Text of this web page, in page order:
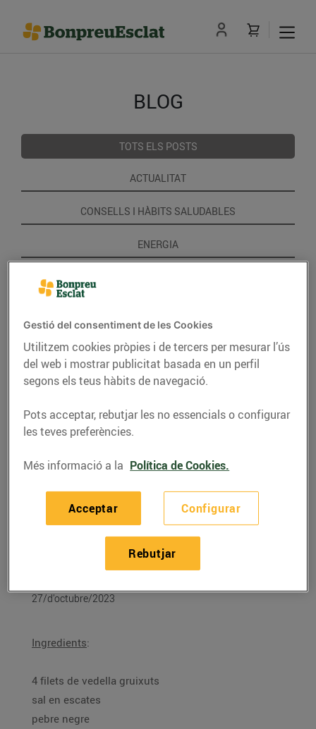
BLOG
TOTS ELS POSTS
ACTUALITAT
CONSELLS I HÀBITS SALUDABLES
ENERGIA
RECEPTES
Filet de vedella amb
salsa de ceps
27/d’octubre/2023
Ingredients:
4 filets de vedella gruixuts
sal en escates
pebre negre
Gestió del consentiment de les Cookies
Utilitzem cookies pròpies i de tercers per mesurar l’ús
del web i mostrar publicitat basada en un perfil
segons els teus hàbits de navegació.
Pots acceptar, rebutjar les no essencials o configurar
les teves preferències.
Més informació a la Política de Cookies.
Configurar
Rebutjar
Acceptar